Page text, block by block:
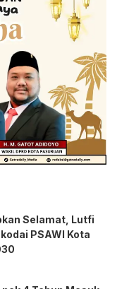
Selamat, Lutfi
PSAWI Kota